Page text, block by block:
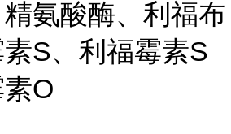
氨酸酶、利福布
S、利福霉素S
O